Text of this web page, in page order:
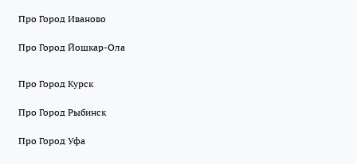
Про Город Иваново
Про Город Йошкар-Ола
Про Город Курск
Про Город Рыбинск
Про Город Уфа